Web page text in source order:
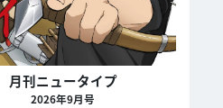
月刊ニュータイプ
2026年9月号